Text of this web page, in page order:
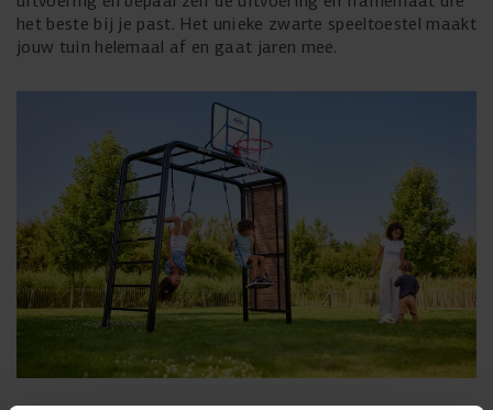
het beste bij je past. Het unieke zwarte speeltoestel maakt
jouw tuin helemaal af en gaat jaren mee.